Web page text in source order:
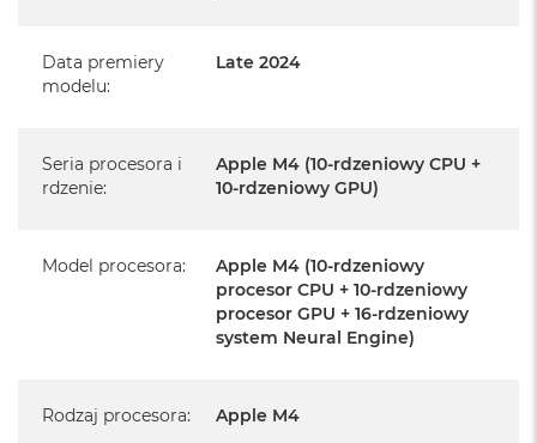
Posiada system operacyjny macOS w języku
polskim oraz polskie menu
urządzenia.
Magic Keyboard z Touch ID
Zasilacz o mocy 143W
Data premiery
modelu:
Late 2024
Seria procesora i
rdzenie:
Apple M4 (10-rdzeniowy CPU +
10-rdzeniowy GPU)
Model procesora:
Apple M4 (10-rdzeniowy
procesor CPU + 10-rdzeniowy
procesor GPU + 16-rdzeniowy
system Neural Engine)
Rodzaj procesora: Apple M4